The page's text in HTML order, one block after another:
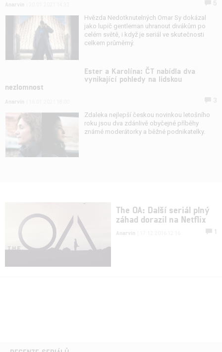
Hvězda Nedotknutelných Omar Sy dokázal
jako lupič gentleman uhranout divákům po
celém světě, i když je seriál ve skutečnosti
celkem průměrný.
Ester a Karolína: ČT nabídla dva
vynikající pohledy na lidskou
nezlomnost
Zdaleka nejlepší českou novinkou letošního
roku jsou dva zdánlivě obyčejné příběhy
známé moderátorky a běžné podnikatelky.
The OA: Další seriál plný
záhad dorazil na Netflix
Anarvin 1